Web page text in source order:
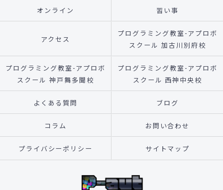
オンライン 習い事
アクセス
プログラミング教室-アプロボ
スクール 加古川別府校
プログラミング教室-アプロボ
スクール 神戸舞多聞校
プログラミング教室-アプロボ
スクール 西神中央校
よくある質問 ブログ
コラム お問い合わせ
プライバシーポリシー サイトマップ